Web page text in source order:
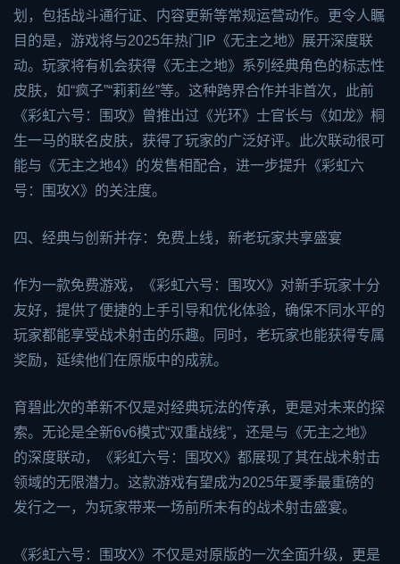
划，包括战斗通行证、内容更新等常规运营动作。更令人瞩
目的是，游戏将与2025年热门IP《无主之地》展开深度联
动。玩家将有机会获得《无主之地》系列经典角色的标志性
皮肤，如“疯子”“莉莉丝”等。这种跨界合作并非首次，此前
《彩虹六号：围攻》曾推出过《光环》士官长与《如龙》桐
生一马的联名皮肤，获得了玩家的广泛好评。此次联动很可
能与《无主之地4》的发售相配合，进一步提升《彩虹六
号：围攻X》的关注度。
四、经典与创新并存：免费上线，新老玩家共享盛宴
作为一款免费游戏，《彩虹六号：围攻X》对新手玩家十分
友好，提供了便捷的上手引导和优化体验，确保不同水平的
玩家都能享受战术射击的乐趣。同时，老玩家也能获得专属
奖励，延续他们在原版中的成就。
育碧此次的革新不仅是对经典玩法的传承，更是对未来的探
索。无论是全新6v6模式“双重战线”，还是与《无主之地》
的深度联动，《彩虹六号：围攻X》都展现了其在战术射击
领域的无限潜力。这款游戏有望成为2025年夏季最重磅的
发行之一，为玩家带来一场前所未有的战术射击盛宴。
《彩虹六号：围攻X》不仅是对原版的一次全面升级，更是